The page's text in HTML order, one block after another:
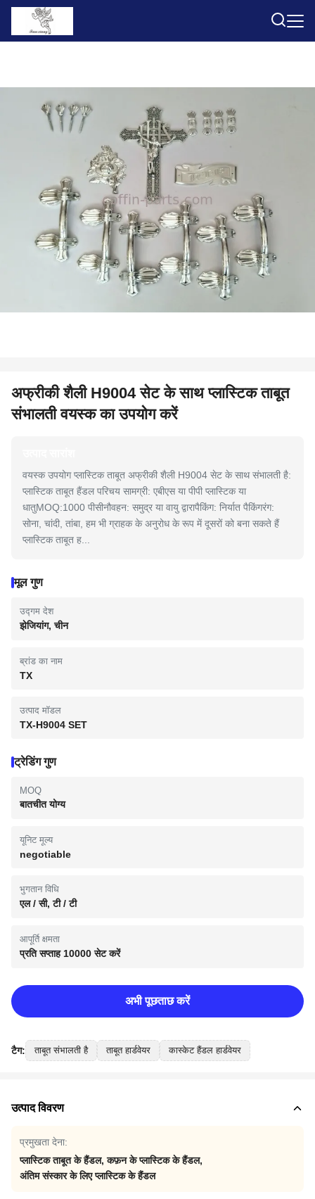
अफ्रीकी शैली H9004 सेट के साथ प्लास्टिक ताबूत
संभालती वयस्क का उपयोग करें
वयस्क उपयोग प्लास्टिक ताबूत अफ्रीकी शैली H9004 सेट के साथ संभालती है:
प्लास्टिक ताबूत हैंडल परिचय सामग्री: एबीएस या पीपी प्लास्टिक या
धातुMOQ:1000 पीसीनौवहन: समुद्र या वायु द्वारापैकिंग: निर्यात पैकिंगरंग:
सोना, चांदी, तांबा, हम भी ग्राहक के अनुरोध के रूप में दूसरों को बना सकते हैं
प्लास्टिक ताबूत ह...
मूल गुण
उद्गम देश
झेजियांग, चीन
ब्रांड का नाम
TX
उत्पाद मॉडल
TX-H9004 SET
ट्रेडिंग गुण
MOQ
बातचीत योग्य
यूनिट मूल्य
negotiable
भुगतान विधि
एल / सी, टी / टी
आपूर्ति क्षमता
प्रति सप्ताह 10000 सेट करें
अभी पूछताछ करें
टैग: ताबूत संभालती है ताबूत हार्डवेयर कास्केट हैंडल हार्डवेयर
उत्पाद विवरण
प्रमुखता देना:
प्लास्टिक ताबूत के हैंडल,कफ़न के प्लास्टिक के हैंडल,
अंतिम संस्कार के लिए प्लास्टिक के हैंडल